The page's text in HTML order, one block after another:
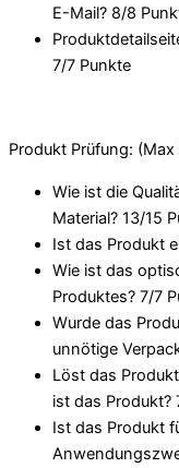
E-Mail? 8/8
7/7 Punkte
Produkt Prüfung: (Max
Wie ist die
Material? 13/15
Ist das Produkt
Wie ist das
Produktes? 7/7
Wurde das
unnötige
Löst das
ist das Produkt?
Ist das Produkt